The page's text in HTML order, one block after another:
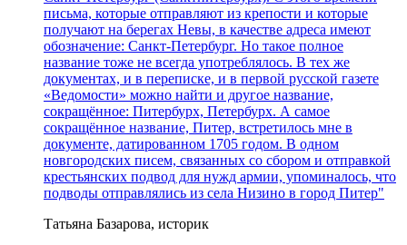
письма, которые отправляют из крепости и которые
получают на берегах Невы, в качестве адреса имеют
обозначение: Санкт-Петербург. Но такое полное
название тоже не всегда употреблялось. В тех же
документах, и в переписке, и в первой русской газете
«Ведомости» можно найти и другое название,
сокращённое: Питербурх, Петербурх. А самое
сокращённое название, Питер, встретилось мне в
документе, датированном 1705 годом. В одном
новгородских писем, связанных со сбором и отправкой
крестьянских подвод для нужд армии, упоминалось, что
подводы отправлялись из села Низино в город Питер"
Татьяна Базарова, историк